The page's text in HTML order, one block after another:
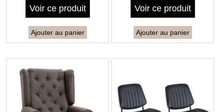
Voir ce produit
Ajouter au panier
Voir ce produit
Ajouter au panier